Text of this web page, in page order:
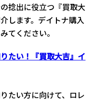
捻出に役立つ『買取大
します。デイトナ購入
てください。
たい！『買取大吉』イ
たい方に向けて、ロレ